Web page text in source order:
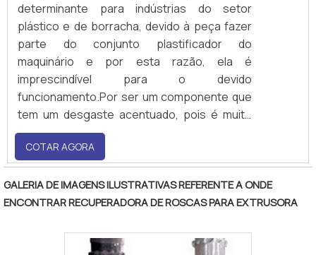
determinante para indústrias do setor
plástico e de borracha, devido à peça fazer
parte do conjunto plastificador do
maquinário e por esta razão, ela é
imprescindível para o devido
funcionamento.Por ser um componente que
tem um desgaste acentuado, pois é muito
exigida pelo equipamento, a troca é
fundamental para evitar paradas
inesperadas da soprada, problema que afeta
toda a cadeia produtiva.Principais vantagens
em adquirir o produto Comprar rosca para
COTAR AGORA
GALERIA DE IMAGENS ILUSTRATIVAS REFERENTE A ONDE
ENCONTRAR RECUPERADORA DE ROSCAS PARA EXTRUSORA